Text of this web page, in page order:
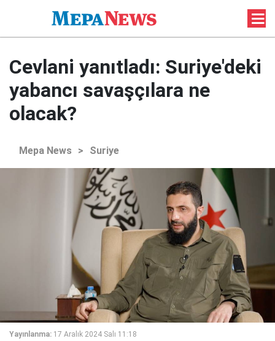
Cevlani yanıtladı: Suriye'deki
yabancı savaşçılara ne
olacak?
Mepa News > Suriye
Yayınlanma: 17 Aralık 2024 Salı 11:18